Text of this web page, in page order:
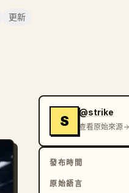
更新
S
@strike
查看原始來源
發布時間
原始語言